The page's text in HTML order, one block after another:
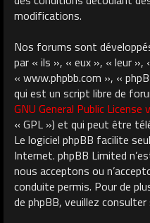
modifications.
Nos forums sont
par « ils », « eux », « leur »,
« www.phpbb.com », «
qui est un script libre de
GNU General Public License
« GPL ») et qui peut être
Le logiciel phpBB facilite
Internet. phpBB Limited
nous acceptons ou
conduite permis. Pour de
de phpBB, veuillez consulter :